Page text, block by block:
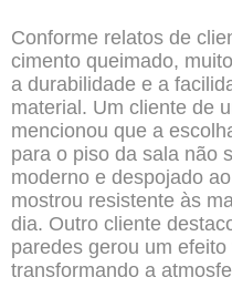
Conforme relatos de
cimento queimado,
a durabilidade e a
material. Um cliente de
mencionou que a
para o piso da sala não
moderno e despojado
mostrou resistente às
dia. Outro cliente
paredes gerou um
transformando a